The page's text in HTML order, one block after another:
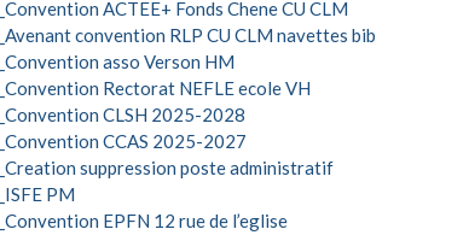
ACTEE+ Fonds Chene CU CLM
convention RLP CU CLM navettes bib
asso Verson HM
Rectorat NEFLE ecole VH
CLSH 2025-2028
CCAS 2025-2027
suppression poste administratif
PM
EPFN 12 rue de l’eglise